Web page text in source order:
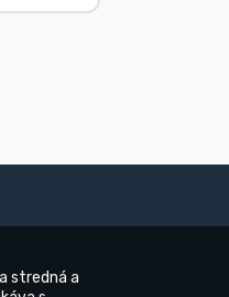
stredná a